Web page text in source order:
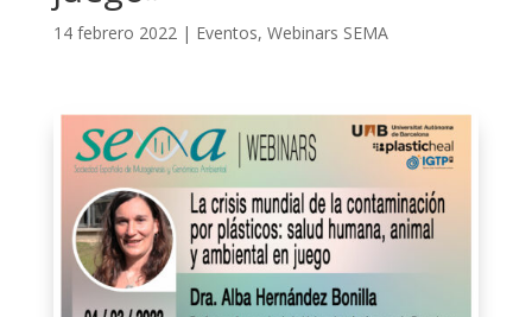
14 febrero 2022| Eventos, Webinars SEMA